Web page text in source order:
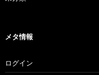
メタ情報
ログイン